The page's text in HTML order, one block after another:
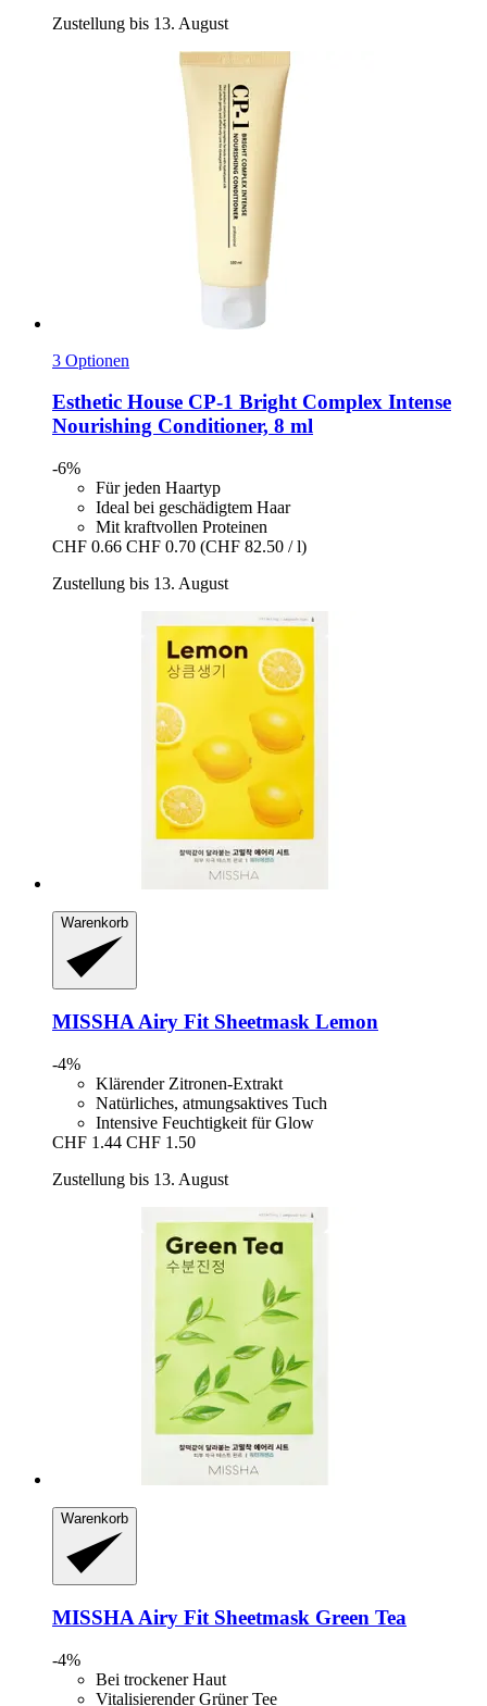
Zustellung bis 13. August
3 Optionen
Esthetic House CP-​1 Bright Complex Intense
Nourishing Conditioner, 8 ml
-6%
Für jeden Haartyp
Ideal bei geschädigtem Haar
Mit kraftvollen Proteinen
CHF 0.66 CHF 0.70 (CHF 82.50 / l)
Zustellung bis 13. August
Warenkorb
MISSHA Airy Fit Sheetmask Lemon
-4%
Klärender Zitronen-Extrakt
Natürliches, atmungsaktives Tuch
Intensive Feuchtigkeit für Glow
CHF 1.44 CHF 1.50
Zustellung bis 13. August
Warenkorb
MISSHA Airy Fit Sheetmask Green Tea
-4%
Bei trockener Haut
Vitalisierender Grüner Tee